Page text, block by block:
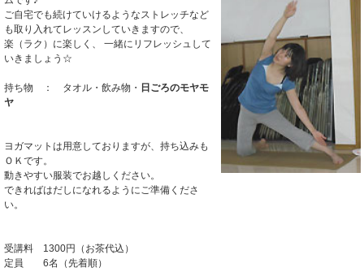
ご自宅でも続けていけるようなストレッチなど
も取り入れてレッスンしていきますので、
楽（ラク）に楽しく、 一緒にリフレッシュして
いきましょう☆
持ち物 ： タオル・飲み物・ 日ごろのモヤモ
ヤ
ヨガマットは用意しておりますが、持ち込みも
ＯＫです。
動きやすい服装でお越しください。
できればはだしになれるようにご準備くださ
い。
受講料 1300円（お茶代込）
定員 6名（先着順）